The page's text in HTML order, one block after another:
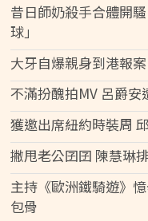
昔日師奶殺手合體開
球」
大牙自爆親身到港報
不滿扮醜拍MV 呂爵
獲邀出席紐約時裝周
撇甩老公囝囝 陳慧琳
主持《歐洲鐵騎遊》
包骨